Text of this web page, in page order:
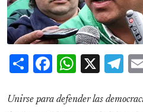
ShareFacebook
X
Unirse para defender las